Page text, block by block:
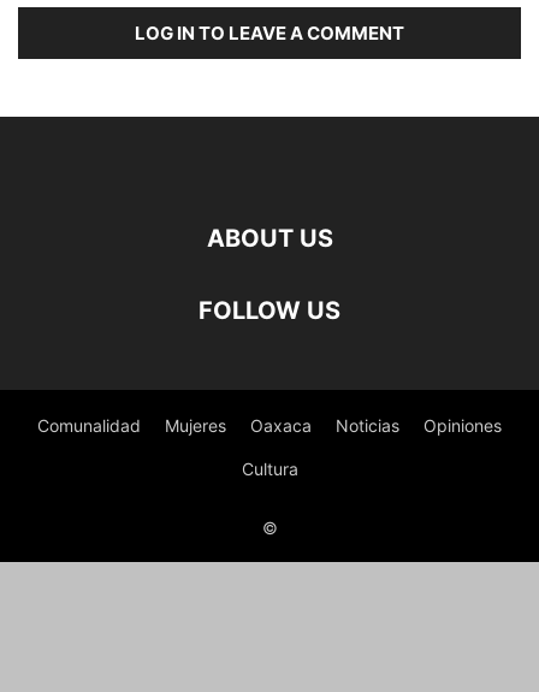
LOG IN TO LEAVE A COMMENT
ABOUT US
FOLLOW US
Comunalidad Mujeres Oaxaca Noticias Opiniones
Cultura
©